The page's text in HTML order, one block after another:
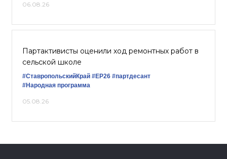
06.08.26
Партактивисты оценили ход ремонтных работ в
сельской школе
#СтавропольскийКрай #ЕР26 #партдесант
#Народная программа
05.08.26